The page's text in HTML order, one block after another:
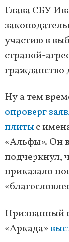
Глава СБУ
участию в
страной-
гражданство
Ну а тем
опроверг
плитыс
«Альфы». Он
подчеркнул,
приказало
Признанный
«Аркада»